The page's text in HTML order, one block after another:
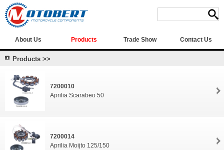
About Us Products Trade Show Contact Us
Products >>
7200010
Aprilia Scarabeo 50
7200014
Aprilia Moijto 125/150